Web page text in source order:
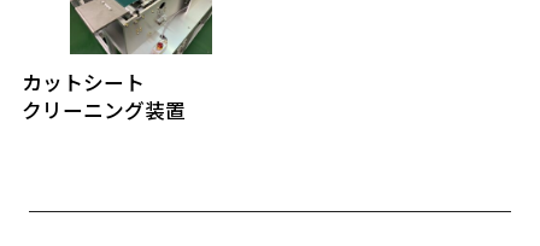
カットシート
クリーニング装置